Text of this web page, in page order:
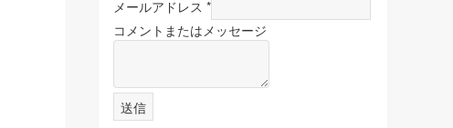
メールアドレス *
コメントまたはメッセージ
送信